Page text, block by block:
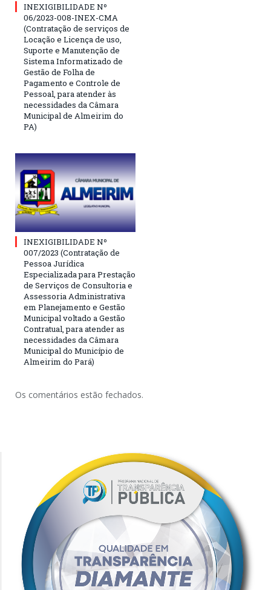
INEXIGIBILIDADE Nº
06/2023-008-INEX-CMA
(Contratação de serviços de
Locação e Licença de uso,
Suporte e Manutenção de
Sistema Informatizado de
Gestão de Folha de
Pagamento e Controle de
Pessoal, para atender às
necessidades da Câmara
Municipal de Almeirim do
PA)
INEXIGIBILIDADE Nº
007/2023 (Contratação de
Pessoa Jurídica
Especializada para Prestação
de Serviços de Consultoria e
Assessoria Administrativa
em Planejamento e Gestão
Municipal voltado a Gestão
Contratual, para atender as
necessidades da Câmara
Municipal do Município de
Almeirim do Pará)
Os comentários estão fechados.